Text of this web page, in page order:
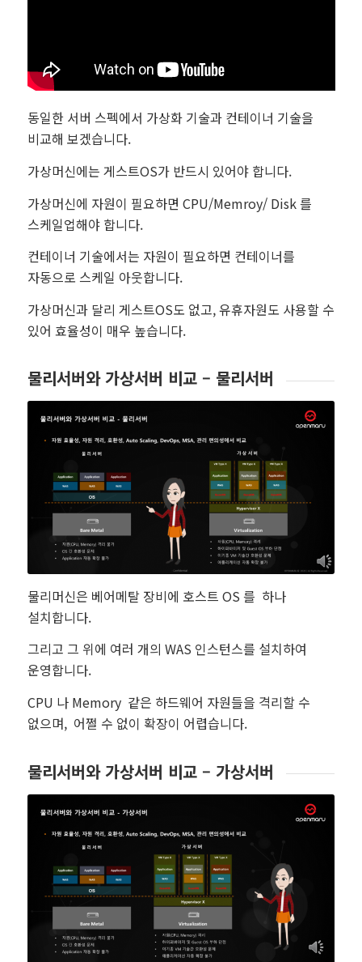
동일한 서버 스펙에서 가상화 기술과 컨테이너 기술을
비교해 보겠습니다.
가상머신에는 게스트OS가 반드시 있어야 합니다.
가상머신에 자원이 필요하면 CPU/Memroy/ Disk 를
스케일업해야 합니다.
컨테이너 기술에서는 자원이 필요하면 컨테이너를
자동으로 스케일 아웃합니다.
가상머신과 달리 게스트OS도 없고, 유휴자원도 사용할 수
있어 효율성이 매우 높습니다.
물리서버와 가상서버 비교 – 물리서버
물리머신은 베어메탈 장비에 호스트 OS 를 하나
설치합니다.
그리고 그 위에 여러 개의 WAS 인스턴스를 설치하여
운영합니다.
CPU 나 Memory 같은 하드웨어 자원들을 격리할 수
없으며, 어쩔 수 없이 확장이 어렵습니다.
물리서버와 가상서버 비교 – 가상서버